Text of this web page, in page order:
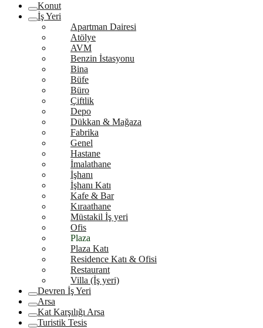
Konut
İş Yeri
Apartman Dairesi
Atölye
AVM
Benzin İstasyonu
Bina
Büfe
Büro
Çiftlik
Depo
Dükkan & Mağaza
Fabrika
Genel
Hastane
İmalathane
İşhanı
İşhanı Katı
Kafe & Bar
Kıraathane
Müstakil İş yeri
Ofis
Plaza
Plaza Katı
Residence Katı & Ofisi
Restaurant
Villa (İş yeri)
Devren İş Yeri
Arsa
Kat Karşılığı Arsa
Turistik Tesis